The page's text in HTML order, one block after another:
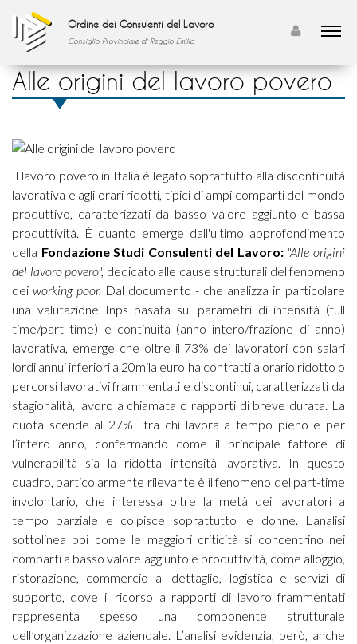
Ordine dei Consulenti del Lavoro
Consiglio Provinciale di Reggio Emilia
Alle origini del lavoro povero
Il lavoro povero in Italia è legato soprattutto alla discontinuità
lavorativa e agli orari ridotti, tipici di ampi comparti del mondo
produttivo, caratterizzati da basso valore aggiunto e bassa
produttività. È quanto emerge dall'ultimo approfondimento
della Fondazione Studi Consulenti del Lavoro: "Alle origini
del lavoro povero", dedicato alle cause strutturali del fenomeno
dei working poor. Dal documento - che analizza in particolare
una valutazione Inps basata sui parametri di intensità (full
time/part time) e continuità (anno intero/frazione di anno)
lavorativa, emerge che oltre il 73% dei lavoratori con salari
lordi annui inferiori a 20mila euro ha contratti a orario ridotto o
percorsi lavorativi frammentati e discontinui, caratterizzati da
stagionalità, lavoro a chiamata o rapporti di breve durata. La
quota scende al 27% tra chi lavora a tempo pieno e per
l’intero anno, confermando come il principale fattore di
vulnerabilità sia la ridotta intensità lavorativa. In questo
quadro, particolarmente rilevante è il fenomeno del part-time
involontario, che interessa oltre la metà dei lavoratori a
tempo parziale e colpisce soprattutto le donne. L'analisi
sottolinea poi come le maggiori criticità si concentrino nei
comparti a basso valore aggiunto e produttività, come alloggio,
ristorazione, commercio al dettaglio, logistica e servizi di
supporto, dove il ricorso a rapporti di lavoro frammentati
rappresenta spesso una componente strutturale
dell’organizzazione aziendale. L’analisi evidenzia, però, anche